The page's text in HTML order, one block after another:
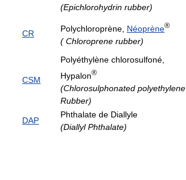
(Epichlorohydrin rubber)
CR
Polychloroprène, Néoprène®
( Chloroprene rubber)
CSM
Polyéthylène chlorosulfoné,
Hypalon®
(Chlorosulphonated polyethylene
Rubber)
DAP
Phthalate de Diallyle
(Diallyl Phthalate)